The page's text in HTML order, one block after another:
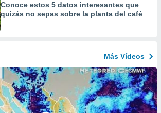
Conoce estos 5 datos interesantes que
quizás no sepas sobre la planta del café
Más Vídeos